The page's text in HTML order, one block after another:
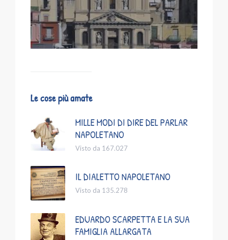
Le cose più amate
MILLE MODI DI DIRE DEL PARLAR
NAPOLETANO
Visto da 167.027
IL DIALETTO NAPOLETANO
Visto da 135.278
EDUARDO SCARPETTA E LA SUA
FAMIGLIA ALLARGATA